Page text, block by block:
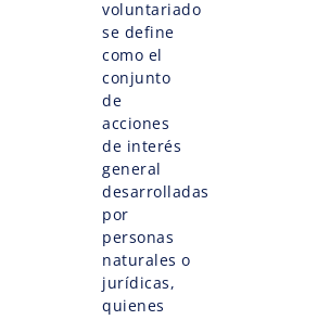
voluntariado
se define
como el
conjunto
de
acciones
de interés
general
desarrolladas
por
personas
naturales o
jurídicas,
quienes